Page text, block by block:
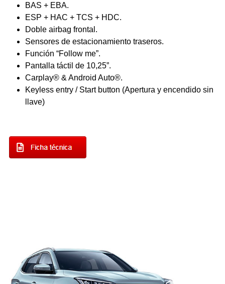
BAS + EBA.
ESP + HAC + TCS + HDC.
Doble airbag frontal.
Sensores de estacionamiento traseros.
Función “Follow me”.
Pantalla táctil de 10,25”.
Carplay® & Android Auto®.
Keyless entry / Start button (Apertura y encendido sin
llave)